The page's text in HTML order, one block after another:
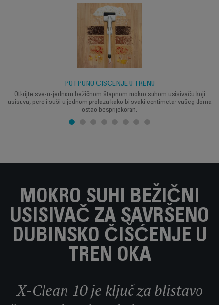
POTPUNO ČIŠĆENJE U TRENU
Otkrijte sve-u-jednom bežičnom štapnom mokro suhom usisivaču koji
usisava, pere i suši u jednom prolazu kako bi svaki centimetar vašeg doma
ostao besprijekoran.
MOKRO SUHI BEŽIČNI
USISIVAČ ZA SAVRŠENO
DUBINSKO ČIŠĆENJE U
TREN OKA
X-Clean 10 je ključ za blistavo